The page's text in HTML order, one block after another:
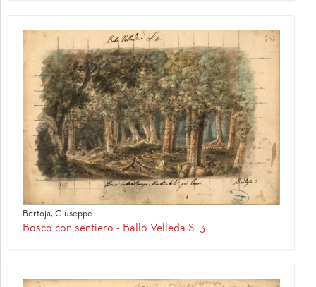
Bertoja, Giuseppe
Bosco con sentiero - Ballo Velleda S. 3